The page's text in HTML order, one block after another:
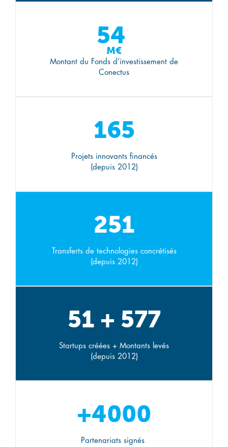
54
M€
Montant du Fonds d’investissement de
Conectus
165
Projets innovants financés
(depuis 2012)
251
Transferts de technologies concrétisés
(depuis 2012)
51 + 577
Startups créées + Montants levés
(depuis 2012)
+4000
Partenariats signés